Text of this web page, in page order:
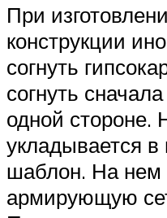
При
конструкции
согнуть
согнуть
одной стороне.
укладывается
шаблон. На нем
армирующую